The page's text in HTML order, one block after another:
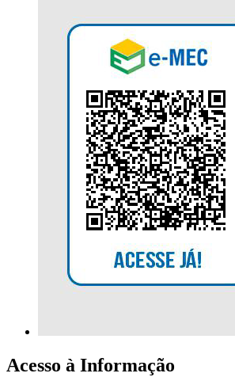
Acesso à Informação